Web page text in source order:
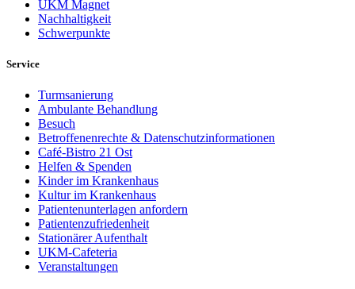
UKM Magnet
Nachhaltigkeit
Schwerpunkte
Service
Turmsanierung
Ambulante Behandlung
Besuch
Betroffenenrechte & Datenschutzinformationen
Café-Bistro 21 Ost
Helfen & Spenden
Kinder im Krankenhaus
Kultur im Krankenhaus
Patientenunterlagen anfordern
Patientenzufriedenheit
Stationärer Aufenthalt
UKM-Cafeteria
Veranstaltungen